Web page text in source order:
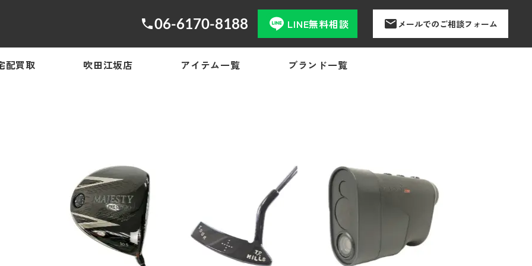
06-6170-8188 LINE無料相談 メールでのご相談フォーム
配買取 吹田江坂店 アイテム一覧 ブランド一覧